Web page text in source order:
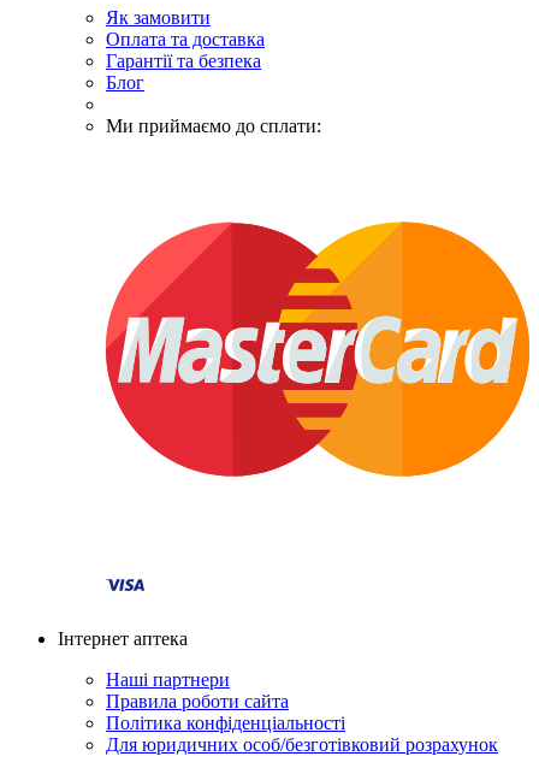
Як замовити
Оплата та доставка
Гарантії та безпека
Блог
Ми приймаємо до сплати:
Інтернет аптека
Наші партнери
Правила роботи сайта
Політика конфіденціальності
Для юридичних особ/безготівковий розрахунок